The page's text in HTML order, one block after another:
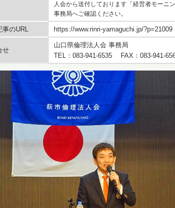
人会から送付しております「経営者モーニ
事務局へご確認ください。
事のURL https://www.rinri-yamaguchi.jp/?p=21009
せ
山口県倫理法人会 事務局
TEL：083-941-6535 FAX：083-941-